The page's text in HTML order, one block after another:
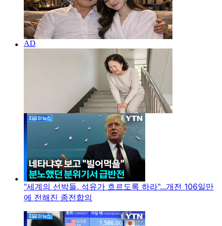
"세계의 선박들, 석유가 흐르도록 하라"...개전 106일만
에 전해진 종전합의